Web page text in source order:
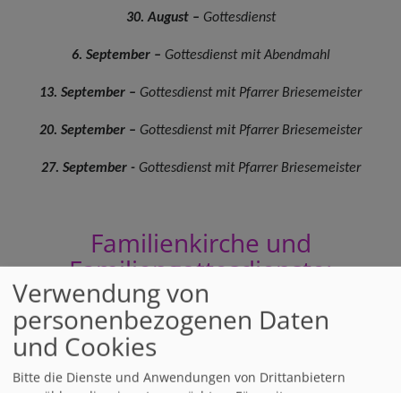
30. August – Gottesdienst
6. September – Gottesdienst mit Abendmahl
13. September – Gottesdienst mit Pfarrer Briesemeister
20. September – Gottesdienst mit Pfarrer Briesemeister
27. September - Gottesdienst mit Pfarrer Briesemeister
Familienkirche und
Familiengottesdienste:
Weitere Informationen folgen in Kürze
Verwendung von
personenbezogenen Daten
und Cookies
Bitte die Dienste und Anwendungen von Drittanbietern